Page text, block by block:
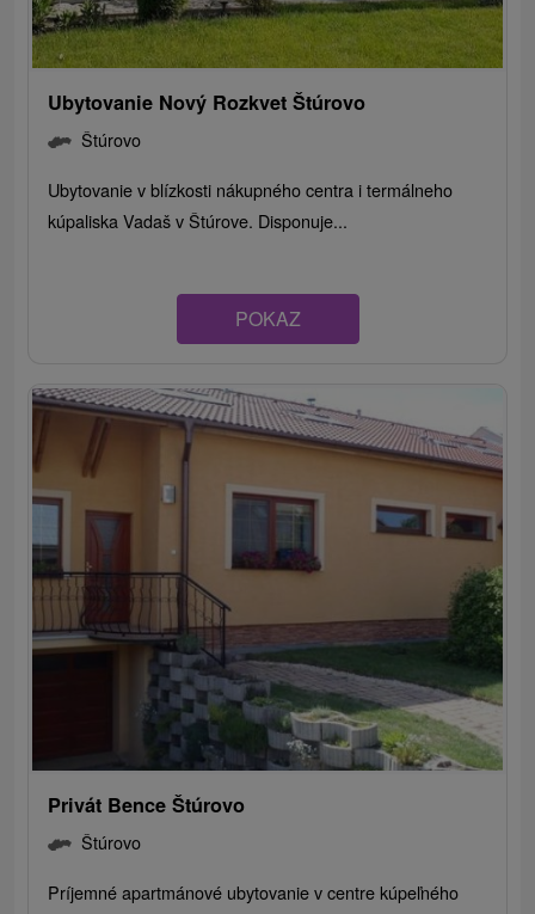
Ubytovanie Nový Rozkvet Štúrovo
Štúrovo
Ubytovanie v blízkosti nákupného centra i termálneho
kúpaliska Vadaš v Štúrove. Disponuje...
POKAZ
Privát Bence Štúrovo
Štúrovo
Príjemné apartmánové ubytovanie v centre kúpeľného